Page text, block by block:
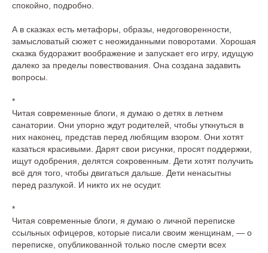
спокойно, подробно.
А в сказках есть метафоры, образы, недоговоренности,
замысловатый сюжет с неожиданными поворотами. Хорошая
сказка будоражит воображение и запускает его игру, идущую
далеко за пределы повествования. Она создана задавить
вопросы.
*
Читая современные блоги, я думаю о детях в летнем
санатории. Они упорно ждут родителей, чтобы уткнуться в
них наконец, представ перед любящим взором. Они хотят
казаться красивыми. Дарят свои рисунки, просят поддержки,
ищут одобрения, делятся сокровенным. Дети хотят получить
всё для того, чтобы двигаться дальше. Дети ненасытны
перед разлукой. И никто их не осудит.
*
Читая современные блоги, я думаю о личной переписке
ссыльных офицеров, которые писали своим женщинам, — о
переписке, опубликованной только после смерти всех